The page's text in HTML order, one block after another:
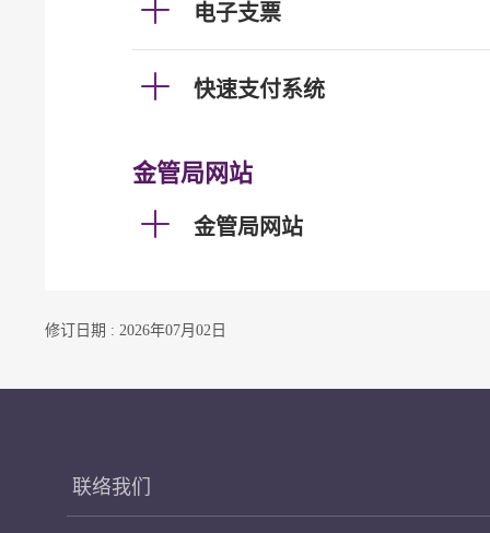
电子支票
快速支付系统
金管局网站
金管局网站
修订日期 : 2026年07月02日
联络我们